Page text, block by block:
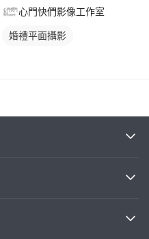
心門快們影像工作室
婚禮平面攝影